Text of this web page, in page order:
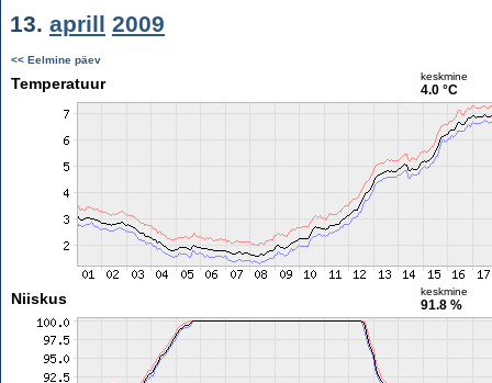
13. aprill 2009
<< Eelmine päev
Temperatuur keskmine
4.0 °C
Niiskus keskmine
91.8 %